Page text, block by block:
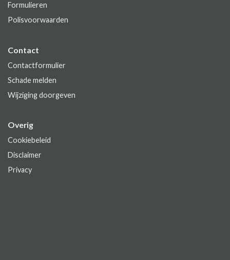
Formulieren
Polisvoorwaarden
Contact
Contactformulier
Schade melden
Wijziging doorgeven
Overig
Cookiebeleid
Disclaimer
Privacy